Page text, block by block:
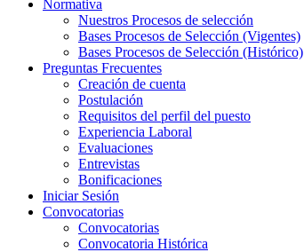
Normativa
Nuestros Procesos de selección
Bases Procesos de Selección (Vigentes)
Bases Procesos de Selección (Histórico)
Preguntas Frecuentes
Creación de cuenta
Postulación
Requisitos del perfil del puesto
Experiencia Laboral
Evaluaciones
Entrevistas
Bonificaciones
Iniciar Sesión
Convocatorias
Convocatorias
Convocatoria Histórica